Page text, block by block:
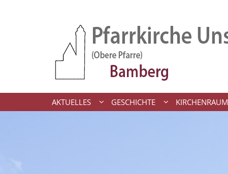
AKTUELLES GESCHICHTE KIRCHENRAUM